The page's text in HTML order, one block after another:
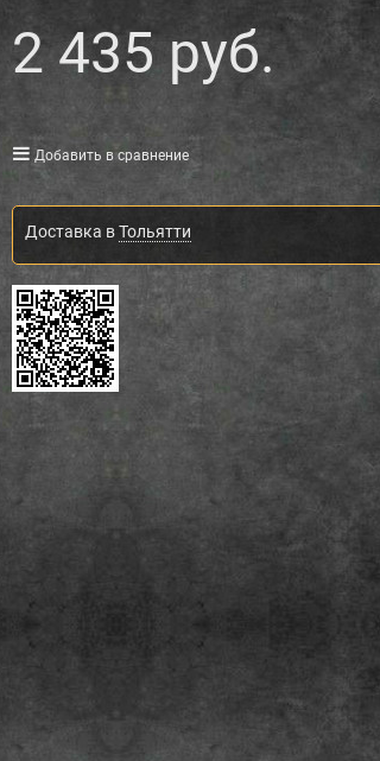
2 435 руб.
Добавить в сравнение
Доставка вТольятти